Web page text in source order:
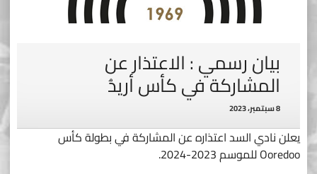
بيان رسمي : الاعتذار عن
المشاركة في كأس أريدُ
8 سبتمبر، 2023
يعلن نادي السد اعتذاره عن المشاركة في بطولة كأس
Ooredoo للموسم 2023-2024.